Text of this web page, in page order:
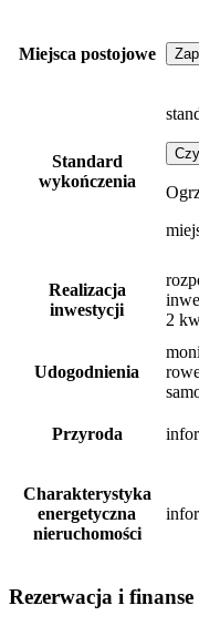
Miejsca postojowe
Standard
wykończenia
Realizacja
inwestycji
2
Udogodnienia
Przyroda
Charakterystyka
energetyczna
nieruchomości
Rezerwacja i finanse